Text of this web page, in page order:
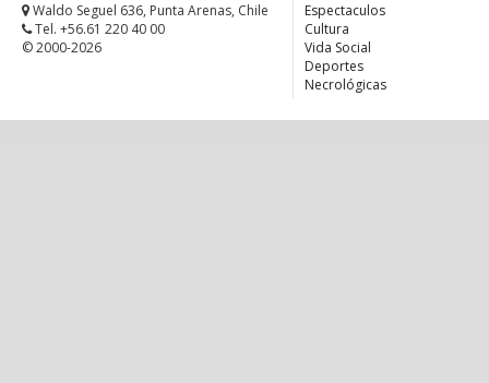
Waldo Seguel 636, Punta Arenas, Chile
Tel. +56.61 220 40 00
© 2000-2026
Espectaculos
Cultura
Vida Social
Deportes
Necrológicas